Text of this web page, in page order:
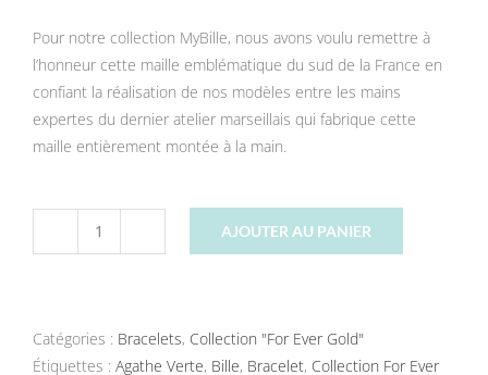
Pour notre collection MyBille, nous avons voulu remettre à
l’honneur cette maille emblématique du sud de la France en
confiant la réalisation de nos modèles entre les mains
expertes du dernier atelier marseillais qui fabrique cette
maille entièrement montée à la main.
quantité
AJOUTER AU PANIER
Catégories : Bracelets, Collection "For Ever Gold"
Étiquettes : Agathe Verte, Bille, Bracelet, Collection For Ever